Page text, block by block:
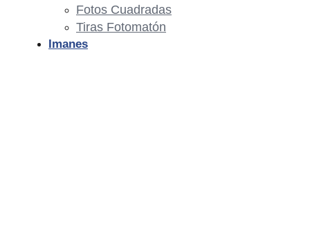
Fotos Cuadradas
Tiras Fotomatón
Imanes